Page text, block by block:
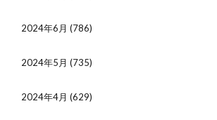
2024年6月 (786)
2024年5月 (735)
2024年4月 (629)